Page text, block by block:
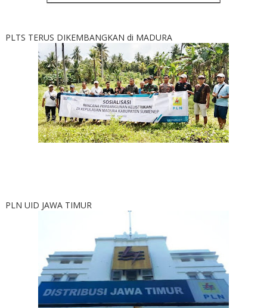
PLTS TERUS DIKEMBANGKAN di MADURA
PLN UID JAWA TIMUR